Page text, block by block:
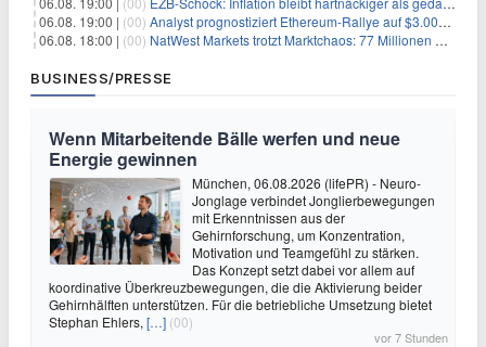
06.08. 19:00 | (00) Analyst prognostiziert Ethereum-Rallye auf $3.000 nach entscheidendem On-Chain-Ausbruch
06.08. 18:00 | (00) NatWest Markets trotzt Marktchaos: 77 Millionen Pfund Gewinn im ersten Halbjahr
BUSINESS/PRESSE
Wenn Mitarbeitende Bälle werfen und neue
Energie gewinnen
München, 06.08.2026 (lifePR) - Neuro-
Jonglage verbindet Jonglierbewegungen
mit Erkenntnissen aus der
Gehirnforschung, um Konzentration,
Motivation und Teamgefühl zu stärken.
Das Konzept setzt dabei vor allem auf
koordinative Überkreuzbewegungen, die die Aktivierung beider
Gehirnhälften unterstützen. Für die betriebliche Umsetzung bietet
Stephan Ehlers, […] (00)
vor 7 Stunden